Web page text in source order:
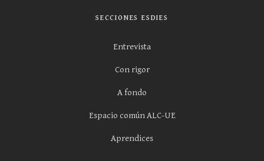
SECCIONES ESDIES
Entrevista
Con rigor
A fondo
Espacio común ALC-UE
Aprendices